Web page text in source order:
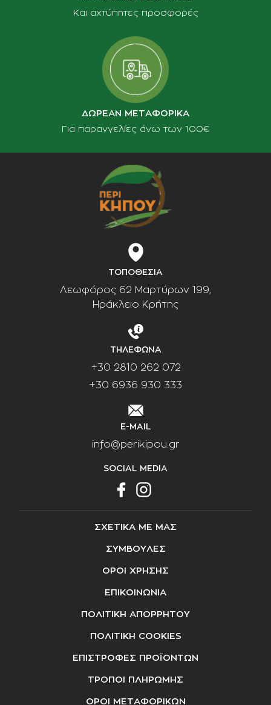
Και αχτύπητες προσφορές
ΔΩΡΕΑΝ ΜΕΤΑΦΟΡΙΚΑ
Για παραγγελίες άνω των 100€
ΤΟΠΟΘΕΣΙΑ
Λεωφόρος 62 Μαρτύρων 199,
Ηράκλειο Κρήτης
ΤΗΛΕΦΩΝΑ
+30 2810 262 072
+30 6936 930 333
E-MAIL
info@perikipou.gr
SOCIAL MEDIA
ΣΧΕΤΙΚΑ ΜΕ ΜΑΣ
ΣΥΜΒΟΥΛΕΣ
ΟΡΟΙ ΧΡΗΣΗΣ
ΕΠΙΚΟΙΝΩΝΙΑ
ΠΟΛΙΤΙΚΗ ΑΠΟΡΡΗΤΟΥ
ΠΟΛΙΤΙΚΗ COOKIES
ΕΠΙΣΤΡΟΦΕΣ ΠΡΟΪΟΝΤΩΝ
ΤΡΟΠΟΙ ΠΛΗΡΩΜΗΣ
ΟΡΟΙ ΜΕΤΑΦΟΡΙΚΩΝ